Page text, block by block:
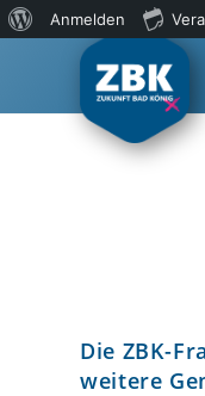
Anmelden
Die ZBK-
weitere